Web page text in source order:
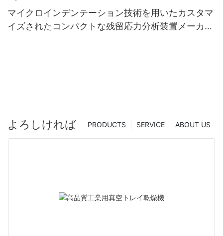
マイクロインデンテーション技術を用いたカスタマ
イズされたコンパクトな残留応力分析装置メーカー
よろしければ ABOUT US
SERVICE
PRODUCTS